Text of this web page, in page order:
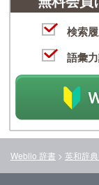
検索
語彙
Weblio 辞書 > 英和辞